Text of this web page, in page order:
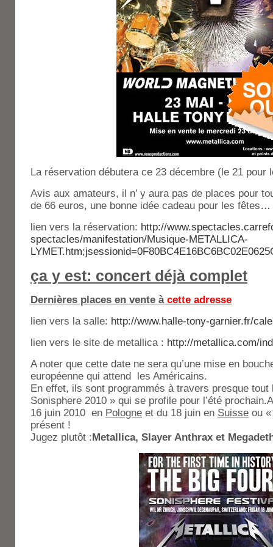
La réservation débutera ce 23 décembre (le 21 pour
Avis aux amateurs, il n’ y aura pas de places pour
de 66 euros, une bonne idée cadeau pour les fêtes…
lien vers la réservation: http://
spectacles/manifestation/Musique-METALLICA-
ça y est: concert déjà complet
Dernières places en vente à cette adresse
lien vers la salle: http://www.halle-tony-garnier.fr/
lien vers le site de metallica : http://metallica.com/
A noter que cette date ne sera qu’une mise en
européenne qui attend les Américains.
En effet, ils sont programmés à travers presque tout
Sonisphere 2010 » qui se profile pour l’été
16 juin 2010 en Pologne et du 18 juin en Suisse ou
présent !
Jugez plutôt :Metallica, Slayer Anthrax et